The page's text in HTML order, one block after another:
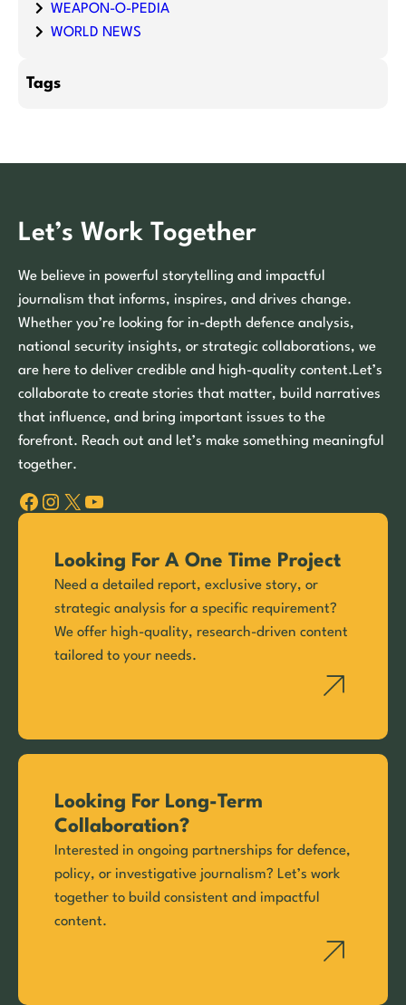
WEAPON-O-PEDIA
WORLD NEWS
Tags
Let’s Work Together
We believe in powerful storytelling and impactful
journalism that informs, inspires, and drives change.
Whether you’re looking for in-depth defence analysis,
national security insights, or strategic collaborations, we
are here to deliver credible and high-quality content.Let’s
collaborate to create stories that matter, build narratives
that influence, and bring important issues to the
forefront. Reach out and let’s make something meaningful
together.
Facebook Instagram X YouTube
Looking For A One Time Project
Need a detailed report, exclusive story, or
strategic analysis for a specific requirement?
We offer high-quality, research-driven content
tailored to your needs.
Looking For Long-Term
Collaboration?
Interested in ongoing partnerships for defence,
policy, or investigative journalism? Let’s work
together to build consistent and impactful
content.